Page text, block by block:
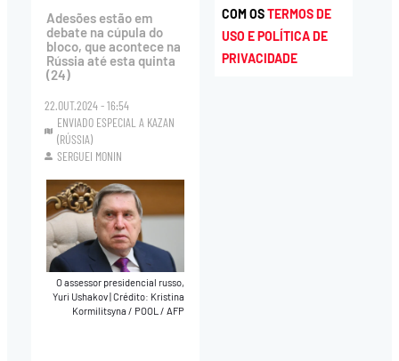
Adesões estão em
debate na cúpula do
bloco, que acontece na
Rússia até esta quinta
(24)
22.OUT.2024 - 16:54
ENVIADO ESPECIAL A KAZAN
(RÚSSIA)
SERGUEI MONIN
O assessor presidencial russo,
Yuri Ushakov|Crédito: Kristina
Kormilitsyna / POOL / AFP
COM OSTERMOS DE
USO E POLÍTICA DE
PRIVACIDADE